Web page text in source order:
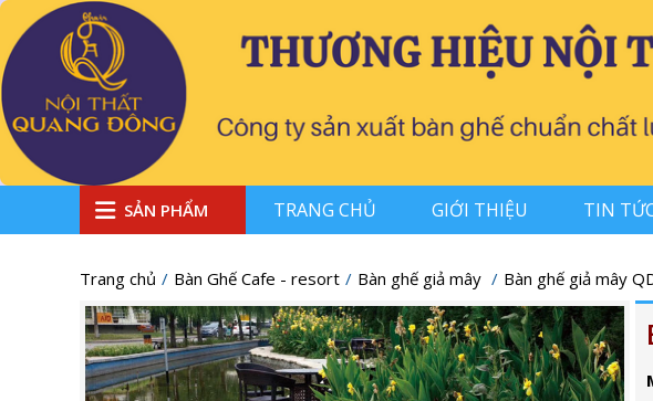
SẢN PHẨM TRANG CHỦ GIỚI THIỆU TIN
Trang chủ Bàn Ghế Cafe - resort Bàn ghế giả mây Bàn ghế giả mây